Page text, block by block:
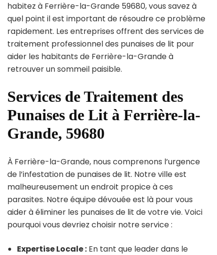
habitez à Ferrière-la-Grande 59680, vous savez à
quel point il est important de résoudre ce problème
rapidement. Les entreprises offrent des services de
traitement professionnel des punaises de lit pour
aider les habitants de Ferrière-la-Grande à
retrouver un sommeil paisible.
Services de Traitement des
Punaises de Lit à Ferrière-la-
Grande, 59680
À Ferrière-la-Grande, nous comprenons l’urgence
de l’infestation de punaises de lit. Notre ville est
malheureusement un endroit propice à ces
parasites. Notre équipe dévouée est là pour vous
aider à éliminer les punaises de lit de votre vie. Voici
pourquoi vous devriez choisir notre service :
Expertise Locale : En tant que leader dans le